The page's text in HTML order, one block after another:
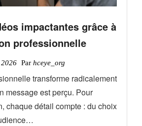
impactantes grâce à
professionnelle
Par hceye_org
transforme radicalement
message est perçu. Pour
chaque détail compte : du choix